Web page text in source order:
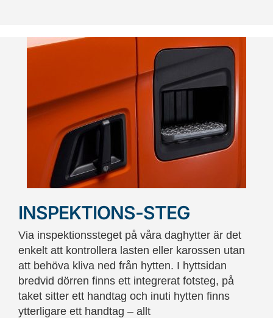
INSPEKTIONS-STEG
Via inspektionssteget på våra daghytter är det
enkelt att kontrollera lasten eller karossen utan
att behöva kliva ned från hytten. I hyttsidan
bredvid dörren finns ett integrerat fotsteg, på
taket sitter ett handtag och inuti hytten finns
ytterligare ett handtag – allt